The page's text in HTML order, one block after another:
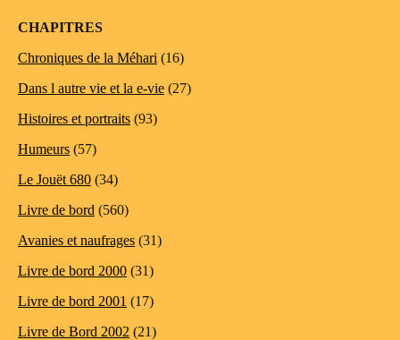
CHAPITRES
Chroniques de la Méhari (16)
Dans l autre vie et la e-vie (27)
Histoires et portraits (93)
Humeurs (57)
Le Jouët 680 (34)
Livre de bord (560)
Avanies et naufrages (31)
Livre de bord 2000 (31)
Livre de bord 2001 (17)
Livre de Bord 2002 (21)